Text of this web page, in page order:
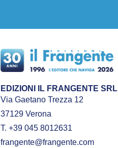
EDIZIONI IL FRANGENTE SRL
Via Gaetano Trezza 12
37129 Verona
T. +39 045 8012631
frangente@frangente.com